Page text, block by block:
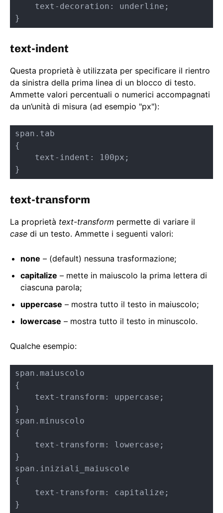
}
text-indent
Questa proprietà è utilizzata per specificare il rientro
da sinistra della prima linea di un blocco di testo.
Ammette valori percentuali o numerici accompagnati
da un’unità di misura (ad esempio "px"):
span.tab
{
}
text-transform
La proprietà text-transform permette di variare il
case di un testo. Ammette i seguenti valori:
none – (default) nessuna trasformazione;
capitalize – mette in maiuscolo la prima lettera di
ciascuna parola;
uppercase – mostra tutto il testo in maiuscolo;
lowercase – mostra tutto il testo in minuscolo.
Qualche esempio:
span.maiuscolo
{
}
span.minuscolo
{
}
span.iniziali_maiuscole
{
}